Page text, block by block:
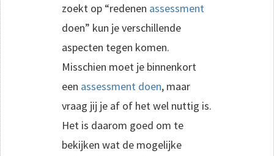
zoekt op “redenen assessment
doen” kun je verschillende
aspecten tegen komen.
Misschien moet je binnenkort
een assessment doen, maar
vraag jij je af of het wel nuttig is.
Het is daarom goed om te
bekijken wat de mogelijke